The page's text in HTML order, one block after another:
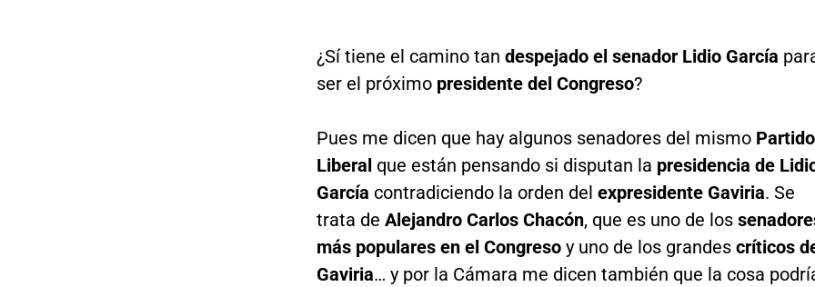
¿Sí tiene el camino tan despejado el senador Lidio García
ser el próximo presidente del Congreso?
Pues me dicen que hay algunos senadores del mismo Partido
Liberal que están pensando si disputan la presidencia de
García contradiciendo la orden del expresidente Gaviria. Se
trata de Alejandro Carlos Chacón, que es uno de los
más populares en el Congresoy uno de los grandes críticos
Gaviria… y por la Cámara me dicen también que la cosa